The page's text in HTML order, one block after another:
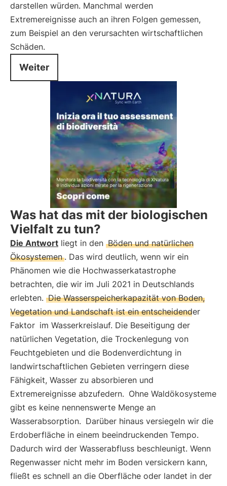
darstellen würden. Manchmal werden
Extremereignisse auch an ihren Folgen gemessen,
zum Beispiel an den verursachten wirtschaftlichen
Schäden.
Weiter
Was hat das mit der biologischen
Vielfalt zu tun?
Die Antwort liegt in den Böden und natürlichen
Ökosystemen . Das wird deutlich, wenn wir ein
Phänomen wie die Hochwasserkatastrophe
betrachten, die wir im Juli 2021 in Deutschlands
erlebten. Die Wasserspeicherkapazität von Boden,
Vegetation und Landschaft ist ein entscheidender
Faktor im Wasserkreislauf. Die Beseitigung der
natürlichen Vegetation, die Trockenlegung von
Feuchtgebieten und die Bodenverdichtung in
landwirtschaftlichen Gebieten verringern diese
Fähigkeit, Wasser zu absorbieren und
Extremereignisse abzufedern. Ohne Waldökosysteme
gibt es keine nennenswerte Menge an
Wasserabsorption. Darüber hinaus versiegeln wir die
Erdoberfläche in einem beeindruckenden Tempo.
Dadurch wird der Wasserabfluss beschleunigt. Wenn
Regenwasser nicht mehr im Boden versickern kann,
fließt es schnell an die Oberfläche oder landet in der